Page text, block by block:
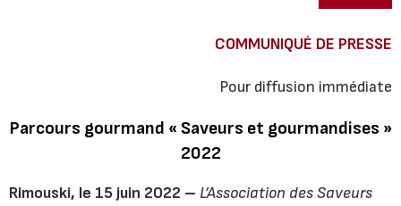
COMMUNIQUÉ DE PRESSE
Pour diffusion immédiate
Parcours gourmand « Saveurs et gourmandises »
2022
Rimouski, le 15 juin 2022 – L’Association des Saveurs